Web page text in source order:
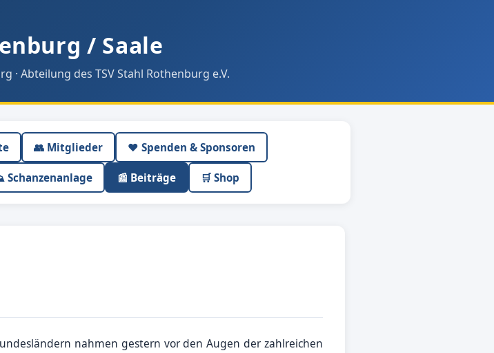
/ Saale
· Abteilung des TSV Stahl Rothenburg e.V.
👥 Mitglieder ❤️ Spenden & Sponsoren
Schanzenanlage 📰 Beiträge 🛒 Shop
nahmen gestern vor den Augen der zahlreichen